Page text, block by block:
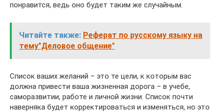
понравится, ведь оно будет таким же случайным.
Читайте также: Реферат по русскому языку на
тему"Деловое общение"
Список ваших желаний – это те цели, к которым вас
должна привести ваша жизненная дорога – в учебе,
саморазвитии, работе и личной жизни. Список почти
наверняка будет корректироваться и изменяться, но это